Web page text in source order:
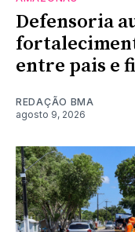
Defensoria
entre pais e
REDAÇÃO BMA
agosto 9, 2026